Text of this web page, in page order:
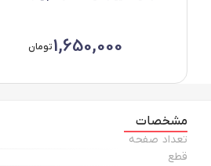
1,650,000تومان
مشخصات
تعداد صفحه
قطع